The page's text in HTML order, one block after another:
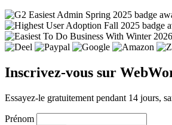
Inscrivez-vous sur
Essayez-le gratuitement pendant 14 jours,
Prénom